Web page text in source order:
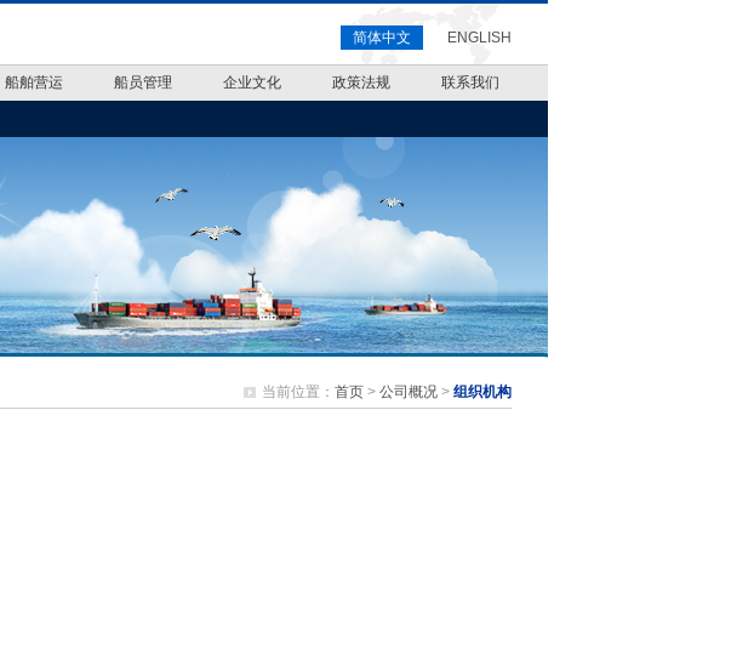
简体中文 ENGLISH
船舶营运 船员管理 企业文化 政策法规 联系我们
当前位置： 首页 > 公司概况 > 组织机构